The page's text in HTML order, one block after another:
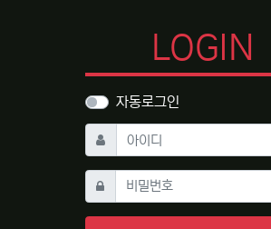
LOGIN
자동로그인
아이디 필수
비밀번호필수